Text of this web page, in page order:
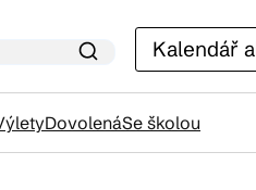
Kalendář
DovolenáSe školou